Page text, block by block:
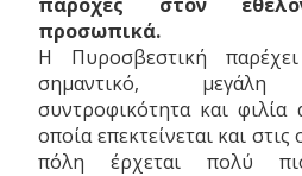
προσωπικά.
Η Πυροσβεστική
σημαντικό, μεγάλη
συντροφικότητα και
οποία επεκτείνεται και
πόλη έρχεται πολύ